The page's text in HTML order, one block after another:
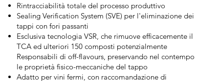
Rintracciabilità totale del processo produttivo
Sealing Verification System (SVE) per l'eliminazione dei
tappi con fori passanti
Esclusiva tecnologia VSR, che rimuove efficacemente il
TCA ed ulteriori 150 composti potenzialmente
Responsabili di off-flavours, preservando nel contempo
le proprietà fisico-meccaniche del tappo
Adatto per vini fermi, con raccomandazione di